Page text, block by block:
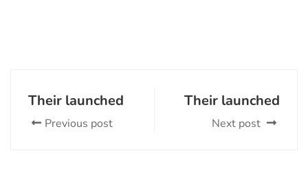
Their launched
Previous post
Their launched
Next post